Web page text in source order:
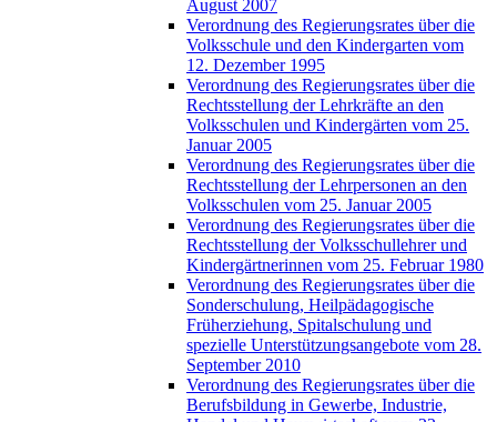
August 2007
Verordnung des Regierungsrates über die
Volksschule und den Kindergarten vom
12. Dezember 1995
Verordnung des Regierungsrates über die
Rechtsstellung der Lehrkräfte an den
Volksschulen und Kindergärten vom 25.
Januar 2005
Verordnung des Regierungsrates über die
Rechtsstellung der Lehrpersonen an den
Volksschulen vom 25. Januar 2005
Verordnung des Regierungsrates über die
Rechtsstellung der Volksschullehrer und
Kindergärtnerinnen vom 25. Februar 1980
Verordnung des Regierungsrates über die
Sonderschulung, Heilpädagogische
Früherziehung, Spitalschulung und
spezielle Unterstützungsangebote vom 28.
September 2010
Verordnung des Regierungsrates über die
Berufsbildung in Gewerbe, Industrie,